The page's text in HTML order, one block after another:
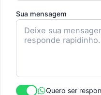
Sua mensagem
Quero ser